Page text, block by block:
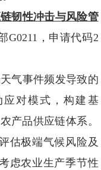
韧性冲击与风险管
G0211，申请代码2
气事件频发导致的
对模式，构建基
产品供应链体系。
估极端气候风险及
虑农业生产季节性